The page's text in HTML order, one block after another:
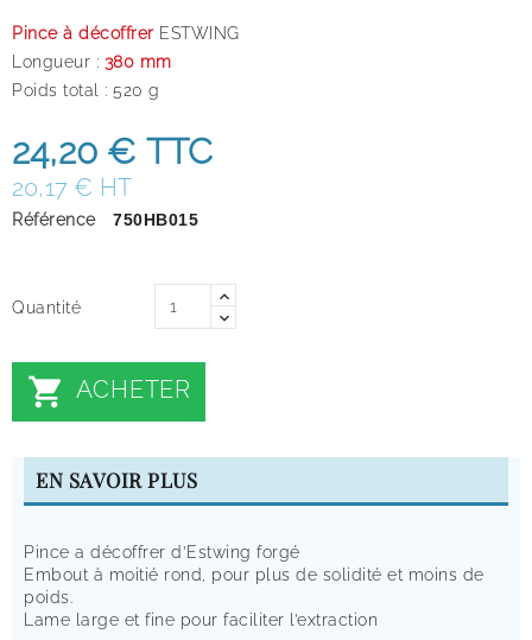
Pince à décoffrer ESTWING
Longueur : 380 mm
Poids total : 520 g
24,20 € TTC
20,17 € HT
Référence 750HB015
Quantité
 ACHETER
EN SAVOIR PLUS
Pince a décoffrer d’Estwing forgé
Embout à moitié rond, pour plus de solidité et moins de
poids.
Lame large et fine pour faciliter l’extraction